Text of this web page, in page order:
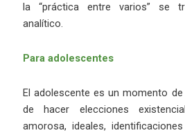
la “práctica entre varios” se
analítico.
Para adolescentes
El adolescente es un momento
de hacer elecciones
amorosa, ideales,